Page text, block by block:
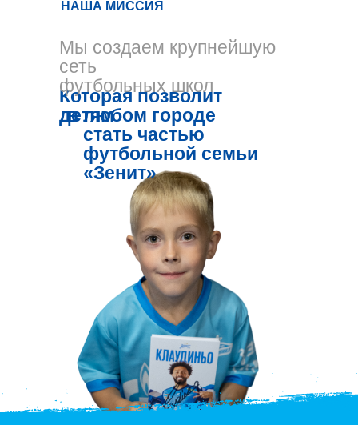
Которая позволит
детям
Мы создаем крупнейшую
сеть
футбольных школ
в любом городе
стать частью
футбольной семьи
«Зенит»
НАША МИССИЯ